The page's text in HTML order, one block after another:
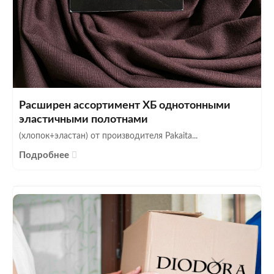
Расширен ассортимент ХБ однотонными
эластичными полотнами
(хлопок+эластан) от производителя Pakaita...
Подробнее